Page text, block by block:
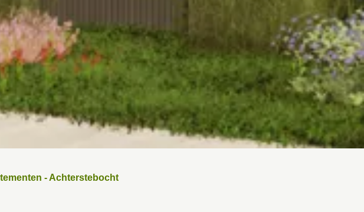
- Achterstebocht